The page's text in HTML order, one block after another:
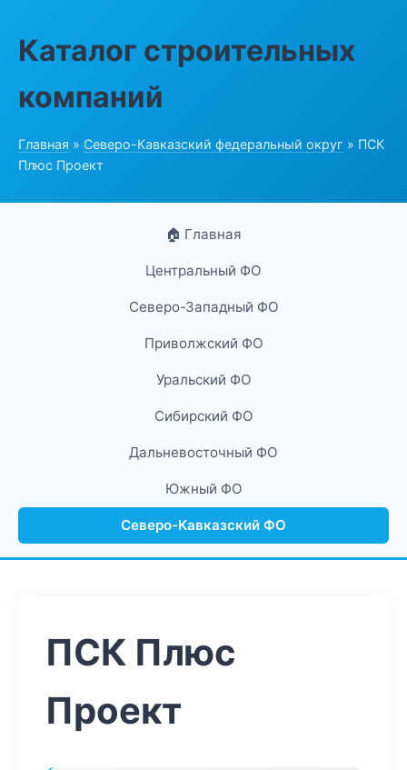
Каталог строительных
компаний
Главная » Северо-Кавказский федеральный округ » ПСК
Плюс Проект
🏠 Главная
Центральный ФО
Северо-Западный ФО
Приволжский ФО
Уральский ФО
Сибирский ФО
Дальневосточный ФО
Южный ФО
Северо-Кавказский ФО
ПСК Плюс
Проект